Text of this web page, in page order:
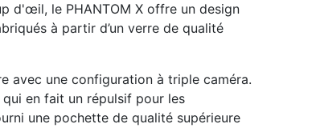
d'œil, le PHANTOM X offre un design
à partir d’un verre de qualité
avec une configuration à triple caméra.
en fait un répulsif pour les
une pochette de qualité supérieure